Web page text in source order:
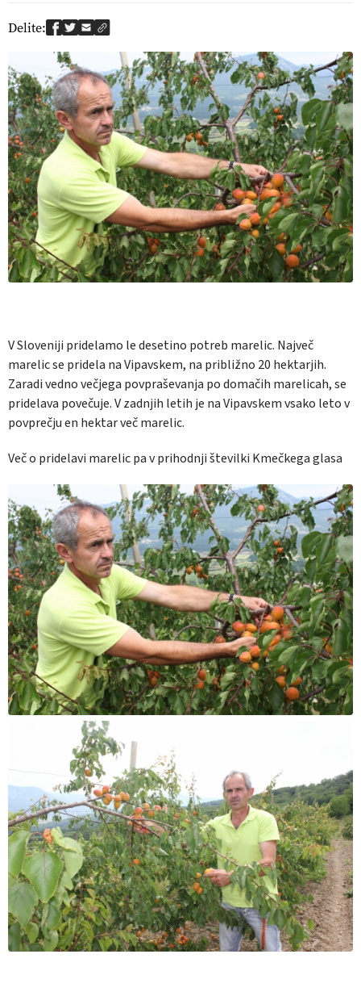
Delite:
V Sloveniji pridelamo le desetino potreb marelic. Največ
marelic se pridela na Vipavskem, na približno 20 hektarjih.
Zaradi vedno večjega povpraševanja po domačih marelicah, se
pridelava povečuje. V zadnjih letih je na Vipavskem vsako leto v
povprečju en hektar več marelic.
Več o pridelavi marelic pa v prihodnji številki Kmečkega glasa